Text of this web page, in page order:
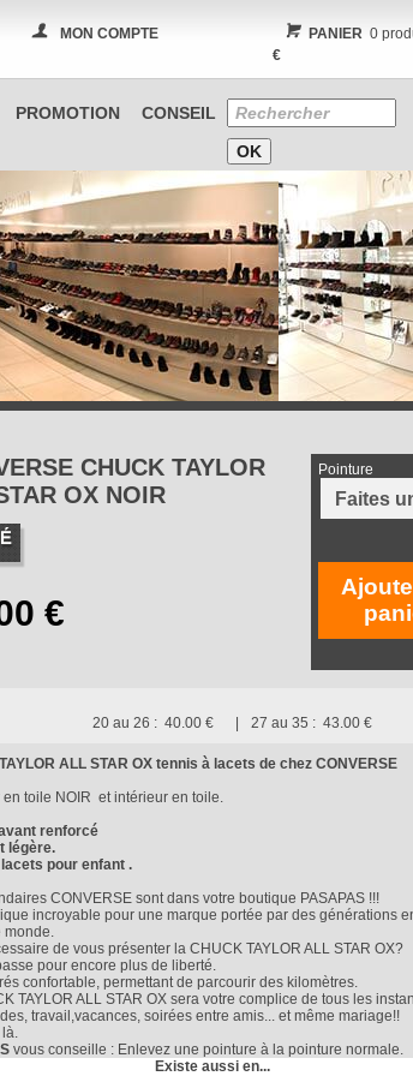
MON COMPTE PANIER 0
€
PROMOTION CONSEIL
CHUCK TAYLOR
OX NOIR
Pointure
20 au 26 : 40.00 € 27 au 35 : 43.00 €
ALL STAR OX tennis à lacets de chez CONVERSE
en toile NOIR et intérieur en toile.
renforcé
légère.
pour enfant .
CONVERSE sont dans votre boutique PASAPAS !!!
incroyable pour une marque portée par des générations
monde.
de vous présenter la CHUCK TAYLOR ALL STAR OX?
pour encore plus de liberté.
confortable, permettant de parcourir des kilomètres.
TAYLOR ALL STAR OX sera votre complice de tous les
travail,vacances, soirées entre amis... et même mariage!!
là.
vous conseille : Enlevez une pointure à la pointure normale.
Existe aussi en...